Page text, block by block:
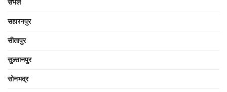
संभल
सहारनपुर
सीतापुर
सुल्तानपुर
सोनभद्र